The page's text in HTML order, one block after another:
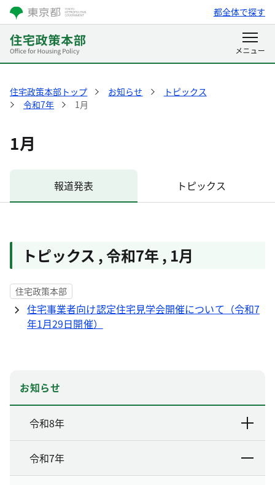
都全体で探す
住宅政策本部トップ お知らせ
トピックス
令和7年
1月
1月
報道発表 トピックス
トピックス ,令和7年 , 1月
住宅政策本部
住宅事業者向け認定住宅見学会開催について（令和7
年1月29日開催）
お知らせ
令和8年
令和7年